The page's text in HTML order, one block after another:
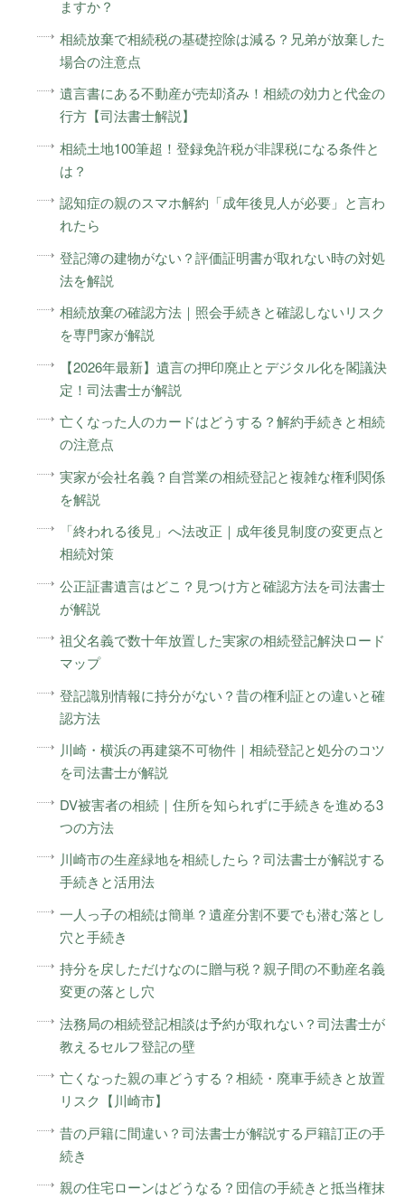
ますか？
相続放棄で相続税の基礎控除は減る？兄弟が放棄した
場合の注意点
遺言書にある不動産が売却済み！相続の効力と代金の
行方【司法書士解説】
相続土地100筆超！登録免許税が非課税になる条件と
は？
認知症の親のスマホ解約「成年後見人が必要」と言わ
れたら
登記簿の建物がない？評価証明書が取れない時の対処
法を解説
相続放棄の確認方法｜照会手続きと確認しないリスク
を専門家が解説
【2026年最新】遺言の押印廃止とデジタル化を閣議決
定！司法書士が解説
亡くなった人のカードはどうする？解約手続きと相続
の注意点
実家が会社名義？自営業の相続登記と複雑な権利関係
を解説
「終われる後見」へ法改正｜成年後見制度の変更点と
相続対策
公正証書遺言はどこ？見つけ方と確認方法を司法書士
が解説
祖父名義で数十年放置した実家の相続登記解決ロード
マップ
登記識別情報に持分がない？昔の権利証との違いと確
認方法
川崎・横浜の再建築不可物件｜相続登記と処分のコツ
を司法書士が解説
DV被害者の相続｜住所を知られずに手続きを進める3
つの方法
川崎市の生産緑地を相続したら？司法書士が解説する
手続きと活用法
一人っ子の相続は簡単？遺産分割不要でも潜む落とし
穴と手続き
持分を戻しただけなのに贈与税？親子間の不動産名義
変更の落とし穴
法務局の相続登記相談は予約が取れない？司法書士が
教えるセルフ登記の壁
亡くなった親の車どうする？相続・廃車手続きと放置
リスク【川崎市】
昔の戸籍に間違い？司法書士が解説する戸籍訂正の手
続き
親の住宅ローンはどうなる？団信の手続きと抵当権抹